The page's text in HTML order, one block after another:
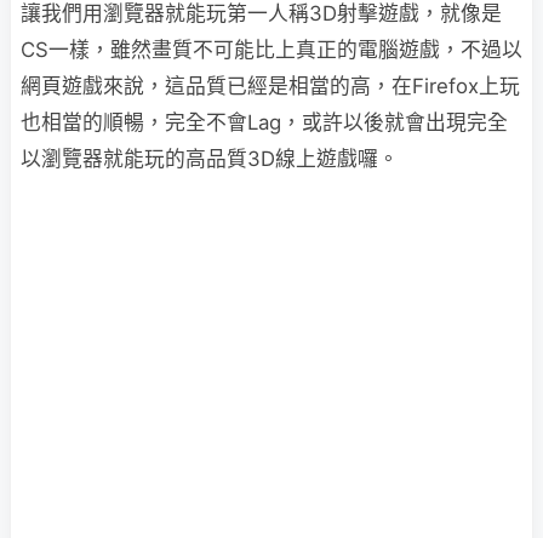
讓我們用瀏覽器就能玩第一人稱3D射擊遊戲，就像是
CS一樣，雖然畫質不可能比上真正的電腦遊戲，不過以
網頁遊戲來說，這品質已經是相當的高，在Firefox上玩
也相當的順暢，完全不會Lag，或許以後就會出現完全
以瀏覽器就能玩的高品質3D線上遊戲囉。